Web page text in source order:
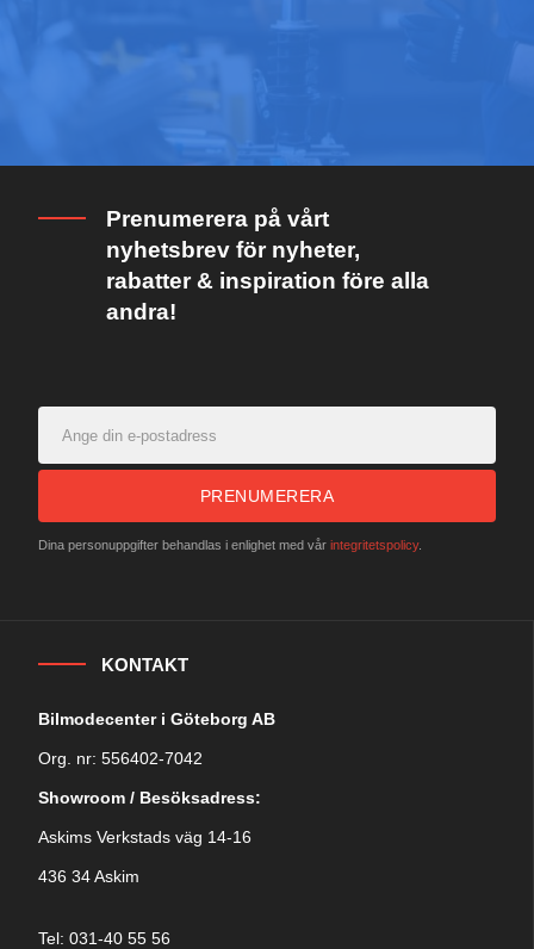
Prenumerera på vårt
nyhetsbrev för nyheter,
rabatter & inspiration före alla
andra!
PRENUMERERA
Dina personuppgifter behandlas i enlighet med vår integritetspolicy.
KONTAKT
Bilmodecenter i Göteborg AB
Org. nr: 556402-7042
Showroom / Besöksadress:
Askims Verkstads väg 14-16
436 34 Askim
Tel: 031-40 55 56